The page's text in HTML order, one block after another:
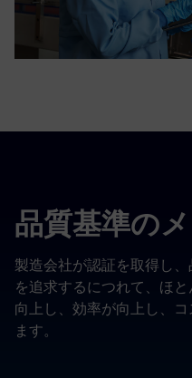
品質基準の
製造会社が認証を取得し
を追求するにつれて、ほ
向上し、効率が向上し、
ます。